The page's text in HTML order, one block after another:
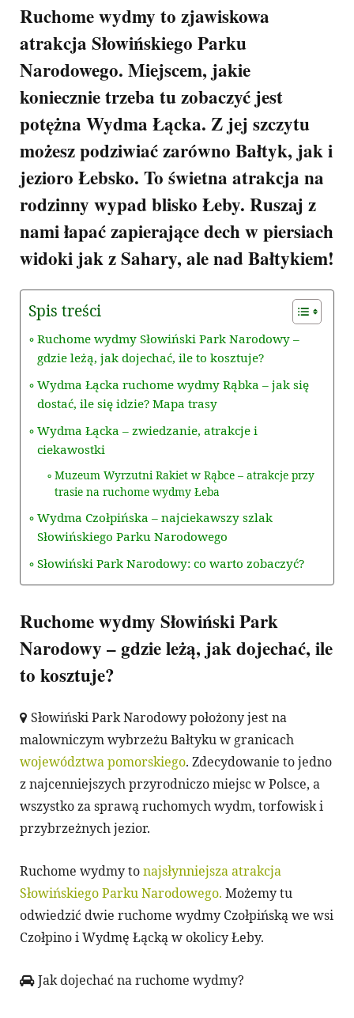
Ruchome wydmy to zjawiskowa
atrakcja Słowińskiego Parku
Narodowego. Miejscem, jakie
koniecznie trzeba tu zobaczyć jest
potężna Wydma Łącka. Z jej szczytu
możesz podziwiać zarówno Bałtyk, jak i
jezioro Łebsko. To świetna atrakcja na
rodzinny wypad blisko Łeby. Ruszaj z
nami łapać zapierające dech w piersiach
widoki jak z Sahary, ale nad Bałtykiem!
Spis treści
Ruchome wydmy Słowiński Park Narodowy –
gdzie leżą, jak dojechać, ile to kosztuje?
Wydma Łącka ruchome wydmy Rąbka – jak się
dostać, ile się idzie? Mapa trasy
Wydma Łącka – zwiedzanie, atrakcje i
ciekawostki
Muzeum Wyrzutni Rakiet w Rąbce – atrakcje przy
trasie na ruchome wydmy Łeba
Wydma Czołpińska – najciekawszy szlak
Słowińskiego Parku Narodowego
Słowiński Park Narodowy: co warto zobaczyć?
Ruchome wydmy Słowiński Park
Narodowy – gdzie leżą, jak dojechać, ile
to kosztuje?
Słowiński Park Narodowy położony jest na
malowniczym wybrzeżu Bałtyku w granicach
województwa pomorskiego. Zdecydowanie to jedno
z najcenniejszych przyrodniczo miejsc w Polsce, a
wszystko za sprawą ruchomych wydm, torfowisk i
przybrzeżnych jezior.
Ruchome wydmy tonajsłynniejsza atrakcja
Słowińskiego Parku Narodowego. Możemy tu
odwiedzić dwie ruchome wydmy Czołpińską we wsi
Czołpino i Wydmę Łącką w okolicy Łeby.
Jak dojechać na ruchome wydmy?